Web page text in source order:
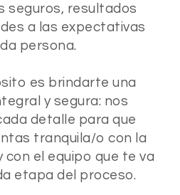
seguros, resultados
a las expectativas
persona.
es brindarte una
y segura: nos
detalle para que
tranquila/o con la
con el equipo que te va
etapa del proceso.